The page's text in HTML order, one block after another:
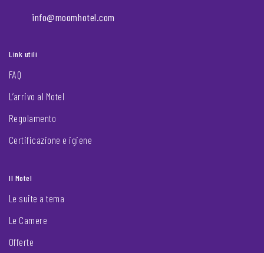
info@moomhotel.com
Link utili
FAQ
L’arrivo al Motel
Regolamento
Certificazione e igiene
Il Motel
Le suite a tema
Le Camere
Offerte